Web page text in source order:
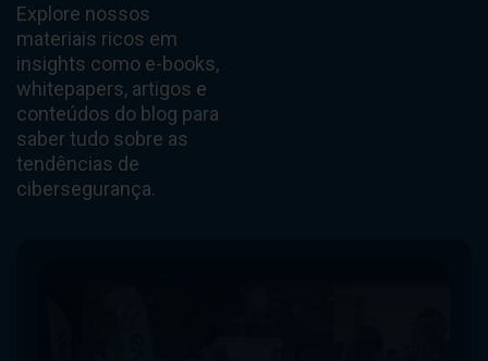
Explore nossos
materiais ricos em
insights como e-books,
whitepapers, artigos e
conteúdos do blog para
saber tudo sobre as
tendências de
cibersegurança.